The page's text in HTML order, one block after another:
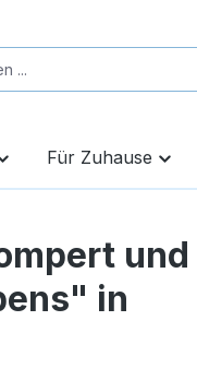
Für Zuhause
und
in